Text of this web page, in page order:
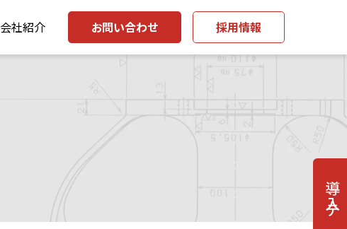
会社紹介 お問い合わせ 採用情報